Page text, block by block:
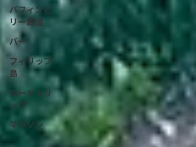
パフィンビ
リー鉄道
バー
フィリップ
島
ロードトリ
ップ
マラソン